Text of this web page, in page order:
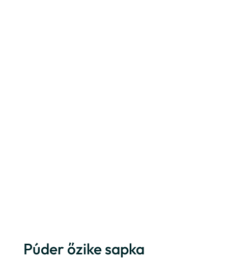
Púder őzike sapka